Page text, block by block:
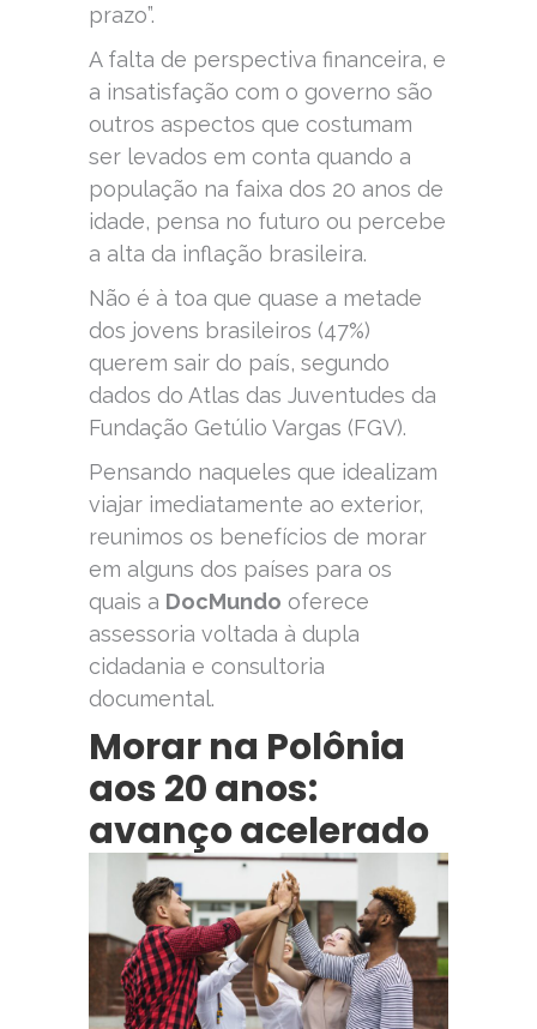
prazo”.
A falta de perspectiva financeira, e
a insatisfação com o governo são
outros aspectos que costumam
ser levados em conta quando a
população na faixa dos 20 anos de
idade, pensa no futuro ou percebe
a alta da inflação brasileira.
Não é à toa que quase a metade
dos jovens brasileiros (47%)
querem sair do país, segundo
dados do Atlas das Juventudes da
Fundação Getúlio Vargas (FGV).
Pensando naqueles que idealizam
viajar imediatamente ao exterior,
reunimos os benefícios de morar
em alguns dos países para os
quais a DocMundo oferece
assessoria voltada à dupla
cidadania e consultoria
documental.
Morar na Polônia
aos 20 anos:
avanço acelerado